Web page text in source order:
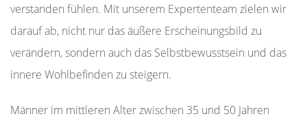
verstanden fühlen. Mit unserem Expertenteam zielen wir
darauf ab, nicht nur das äußere Erscheinungsbild zu
verändern, sondern auch das Selbstbewusstsein und das
innere Wohlbefinden zu steigern.
Männer im mittleren Alter zwischen 35 und 50 Jahren